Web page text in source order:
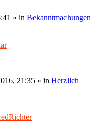
» in Bekanntmachungen
21:35 » in Herzlich